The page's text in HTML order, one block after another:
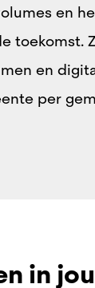
en
toekomst.
en
per
in